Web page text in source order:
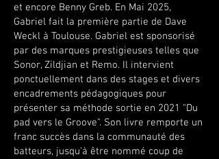
et encore Benny Greb. En Mai 2025,
Gabriel fait la première partie de Dave
Weckl à Toulouse. Gabriel est sponsorisé
par des marques prestigieuses telles que
Sonor, Zildjian et Remo. Il intervient
ponctuellement dans des stages et divers
encadrements pédagogiques pour
présenter sa méthode sortie en 2021 "Du
pad vers le Groove". Son livre remporte un
franc succès dans la communauté des
batteurs, jusqu'à être nommé coup de